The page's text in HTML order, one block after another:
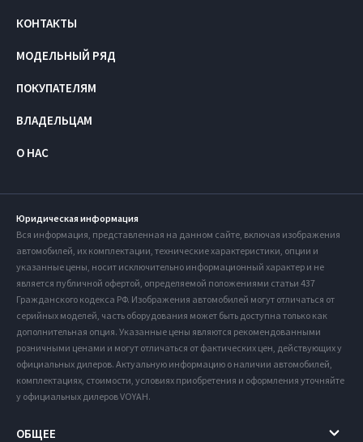
КОНТАКТЫ
МОДЕЛЬНЫЙ РЯД
ПОКУПАТЕЛЯМ
ВЛАДЕЛЬЦАМ
О НАС
Юридическая информация
Вся информация, представленная на данном сайте, включая изображения
автомобилей, их комплектации, технические характеристики, опции и
указанные цены, носит исключительно информационный характер и не
является публичной офертой, определяемой положениями статьи 437
Гражданского кодекса РФ. Изображения автомобилей могут отличаться от
серийных моделей, часть оборудования может быть доступна только как
дополнительная опция. Указанные цены являются рекомендованными
розничными ценами и могут отличаться от фактических цен, действующих у
официальных дилеров. Актуальную информацию о наличии автомобилей,
комплектациях, стоимости, условиях приобретения и оформления уточняйте
у официальных дилеров VOYAH.
ОБЩЕЕ